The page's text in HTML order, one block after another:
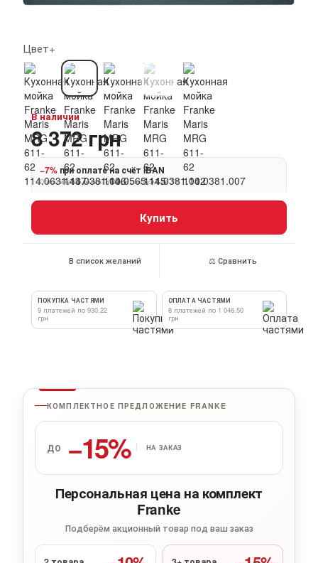
Цвет+
В наличии
8 372 грн
−7% при оплате на счёт IBAN
Оплатите по реквизитам и сэкономьте 7%
Купить
В список желаний ⚖ Сравнить
ПОКУПКА ЧАСТЯМИ
9 платежей по 930.22
грн
ОПЛАТА ЧАСТЯМИ
8 платежей по 1 046.50
грн
КОМПЛЕКТНОЕ ПРЕДЛОЖЕНИЕ FRANKE
ДО −15% НА ЗАКАЗ
Персональная цена на комплект
Franke
Подберём акционный товар под ваш заказ